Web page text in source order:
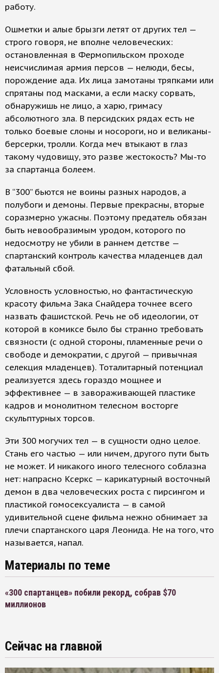
работу.
Ошметки и алые брызги летят от других тел —
строго говоря, не вполне человеческих:
остановленная в Фермопильском проходе
неисчислимая армия персов — нелюди, бесы,
порождение ада. Их лица замотаны тряпками или
спрятаны под масками, а если маску сорвать,
обнаружишь не лицо, а харю, гримасу
абсолютного зла. В персидских рядах есть не
только боевые слоны и носороги, но и великаны-
берсерки, тролли. Когда меч втыкают в глаз
такому чудовищу, это разве жестокость? Мы-то
за спартанца болеем.
В “300” бьются не воины разных народов, а
полубоги и демоны. Первые прекрасны, вторые
соразмерно ужасны. Поэтому предатель обязан
быть невообразимым уродом, которого по
недосмотру не убили в раннем детстве —
спартанский контроль качества младенцев дал
фатальный сбой.
Условность условностью, но фантастическую
красоту фильма Зака Снайдера точнее всего
назвать фашистской. Речь не об идеологии, от
которой в комиксе было бы странно требовать
связности (с одной стороны, пламенные речи о
свободе и демократии, с другой — привычная
селекция младенцев). Тоталитарный потенциал
реализуется здесь гораздо мощнее и
эффективнее — в завораживающей пластике
кадров и монолитном телесном восторге
скульптурных торсов.
Эти 300 могучих тел — в сущности одно целое.
Стань его частью — или ничем, другого пути быть
не может. И никакого иного телесного соблазна
нет: напрасно Ксеркс — карикатурный восточный
демон в два человеческих роста с пирсингом и
пластикой гомосексуалиста — в самой
удивительной сцене фильма нежно обнимает за
плечи спартанского царя Леонида. Не на того, что
называется, напал.
Материалы по теме
«300 спартанцев» побили рекорд, собрав $70
миллионов
Сейчас на главной